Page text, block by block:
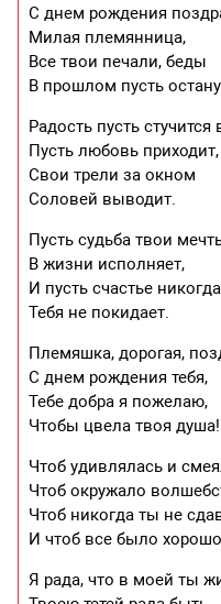
С днем рождения
Милая племянница,
Все твои печали, беды
В прошлом пусть
Радость пусть стучится
Пусть любовь приходит,
Свои трели за окном
Соловей выводит.
Пусть судьба твои
В жизни исполняет,
И пусть счастье никогда
Тебя не покидает.
Племяшка, дорогая,
С днем рождения тебя,
Тебе добра я пожелаю,
Чтобы цвела твоя душа!
Чтоб удивлялась и
Чтоб окружало
Чтоб никогда ты не
И чтоб все было
Я рада, что в моей ты